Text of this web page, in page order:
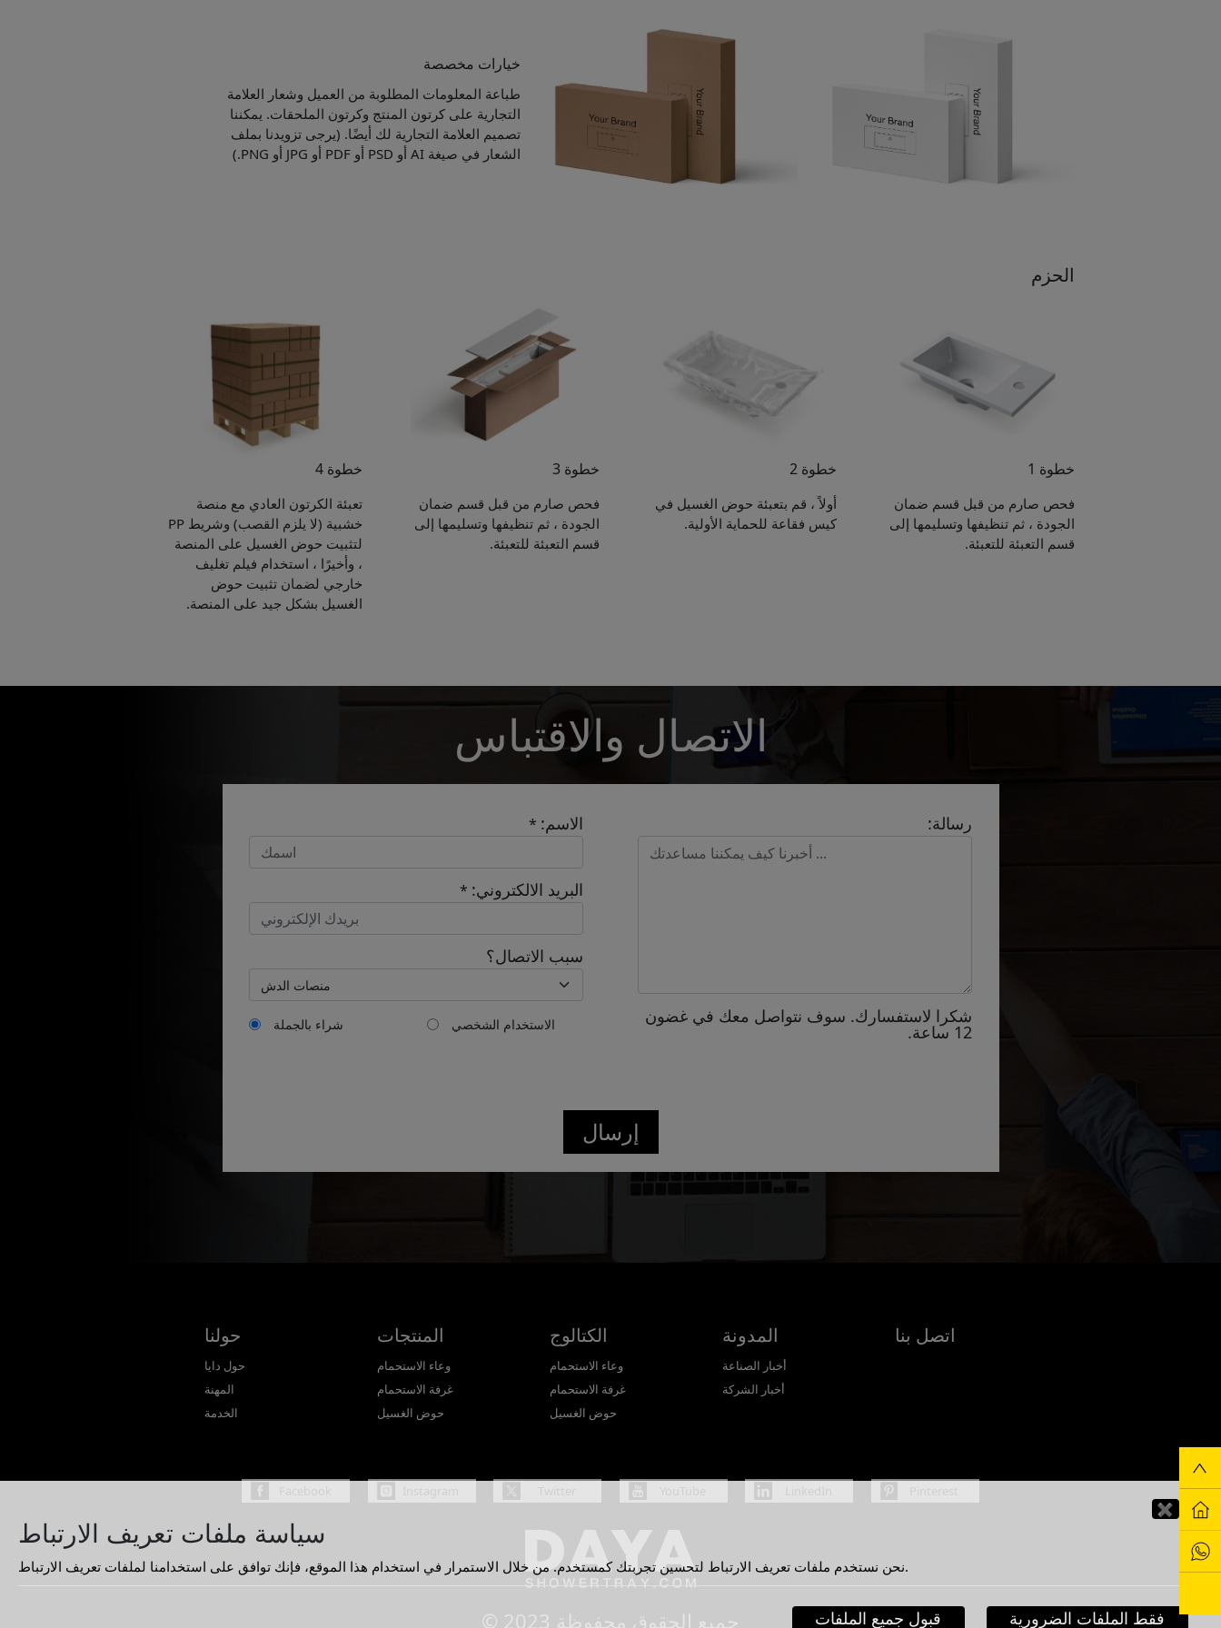
خيارات مخصصة
طباعة المعلومات المطلوبة من العميل وشعار العلامة
التجارية على كرتون المنتج وكرتون الملحقات. يمكننا
تصميم العلامة التجارية لك أيضًا. (يرجى تزويدنا بملف
الشعار في صيغة AI أو PSD أو PDF أو JPG أو PNG.)
الحزم
خطوة 1
فحص صارم من قبل قسم ضمان
الجودة ، ثم تنظيفها وتسليمها إلى
قسم التعبئة للتعبئة.
خطوة 2
أولاً ، قم بتعبئة حوض الغسيل في
كيس فقاعة للحماية الأولية.
خطوة 3
فحص صارم من قبل قسم ضمان
الجودة ، ثم تنظيفها وتسليمها إلى
قسم التعبئة للتعبئة.
خطوة 4
تعبئة الكرتون العادي مع منصة
خشبية (لا يلزم القصب) وشريط PP
لتثبيت حوض الغسيل على المنصة
، وأخيرًا ، استخدام فيلم تغليف
خارجي لضمان تثبيت حوض
الغسيل بشكل جيد على المنصة.
Get Catalogue
Please leave your contact information,the catalogue will be sent
Confirmed
الاتصال والاقتباس
الاسم: *
البريد الالكتروني: *
سبب الاتصال؟
شراء بالجملة الاستخدام الشخصي
رسالة:
شكرا لاستفسارك. سوف نتواصل معك في غضون
12 ساعة.
إرسال
حولنا
حول دايا
المهنة
الخدمة
المنتجات
وعاء الاستحمام
غرفة الاستحمام
حوض الغسيل
الكتالوج
وعاء الاستحمام
غرفة الاستحمام
حوض الغسيل
المدونة
أخبار الصناعة
أخبار الشركة
اتصل بنا
© 2023 جميع الحقوق محفوظة
✖
سياسة ملفات تعريف الارتباط
نحن نستخدم ملفات تعريف الارتباط لتحسين تجربتك كمستخدم. من خلال الاستمرار في استخدام هذا الموقع، فإنك توافق على استخدامنا لملفات تعريف الارتباط.
قبول جميع الملفات فقط الملفات الضرورية